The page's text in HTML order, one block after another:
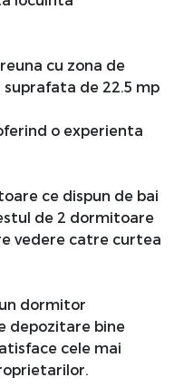
cu zona de
suprafata de 22.5 mp
o experienta
ce dispun de bai
de 2 dormitoare
vedere catre curtea
dormitor
depozitare bine
cele mai